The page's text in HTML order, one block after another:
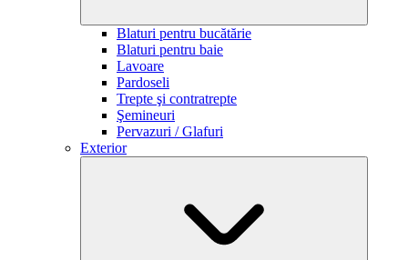
Blaturi pentru bucătărie
Blaturi pentru baie
Lavoare
Pardoseli
Trepte şi contratrepte
Şemineuri
Pervazuri / Glafuri
Exterior